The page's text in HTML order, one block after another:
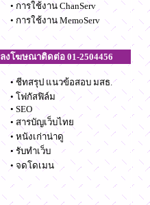
• การใช้งาน ChanServ
• การใช้งาน MemoServ
ลงโฆษณาติดต่อ 01-2504456
• ชีทสรุป แนวข้อสอบ มสธ.
• โฟกัสฟิล์ม
• SEO
• สารบัญเว็บไทย
• หนังเก่าน่าดู
•รับทำเว็บ
• จดโดเมน